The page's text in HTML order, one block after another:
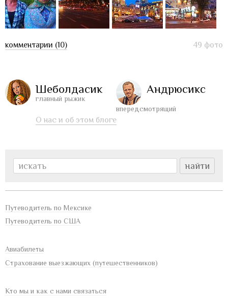
комментарии (10) 49 фото
Шеболдасик
главный рыжик
Андрюсикс
впередсмотрящий
О нас и об этом блоге
Путеводитель по Мексике
Путеводитель по США
Авиабилеты
Страхование выезжающих (путешественников)
Кто мы и как с нами связаться